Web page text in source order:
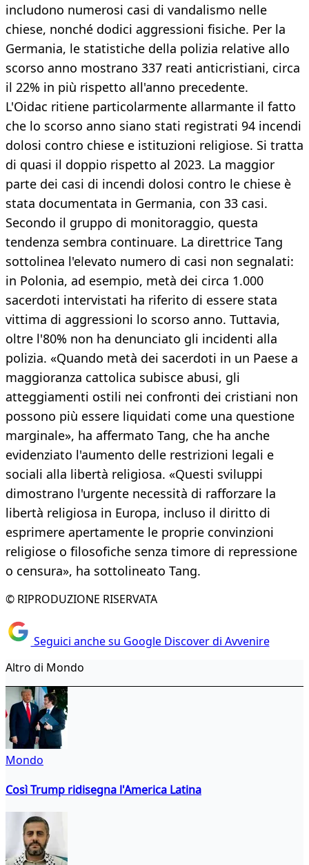
includono numerosi casi di vandalismo nelle
chiese, nonché dodici aggressioni fisiche. Per la
Germania, le statistiche della polizia relative allo
scorso anno mostrano 337 reati anticristiani, circa
il 22% in più rispetto all'anno precedente.
L'Oidac ritiene particolarmente allarmante il fatto
che lo scorso anno siano stati registrati 94 incendi
dolosi contro chiese e istituzioni religiose. Si tratta
di quasi il doppio rispetto al 2023. La maggior
parte dei casi di incendi dolosi contro le chiese è
stata documentata in Germania, con 33 casi.
Secondo il gruppo di monitoraggio, questa
tendenza sembra continuare. La direttrice Tang
sottolinea l'elevato numero di casi non segnalati:
in Polonia, ad esempio, metà dei circa 1.000
sacerdoti intervistati ha riferito di essere stata
vittima di aggressioni lo scorso anno. Tuttavia,
oltre l'80% non ha denunciato gli incidenti alla
polizia. «Quando metà dei sacerdoti in un Paese a
maggioranza cattolica subisce abusi, gli
atteggiamenti ostili nei confronti dei cristiani non
possono più essere liquidati come una questione
marginale», ha affermato Tang, che ha anche
evidenziato l'aumento delle restrizioni legali e
sociali alla libertà religiosa. «Questi sviluppi
dimostrano l'urgente necessità di rafforzare la
libertà religiosa in Europa, incluso il diritto di
esprimere apertamente le proprie convinzioni
religiose o filosofiche senza timore di repressione
o censura», ha sottolineato Tang.
© RIPRODUZIONE RISERVATA
Seguici anche su Google Discover di Avvenire
Altro di Mondo
Mondo
Così Trump ridisegna l'America Latina